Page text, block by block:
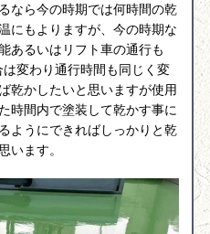
なら今の時期では何時間の乾
にもよりますが、今の時期な
あるいはリフト車の通行も
変わり通行時間も同じく変
乾かしたいと思いますが使用
時間内で塗装して乾かす事に
ようにできればしっかりと乾
います。